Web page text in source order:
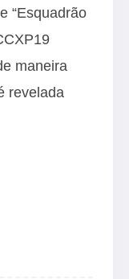
“Esquadrão
maneira
revelada